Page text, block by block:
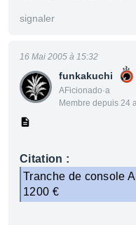
signaler
funkakuchi
AFicionado·a
Membre depuis 24
16 Mai 2005 à 15:32
Citation :
Tranche de console
1200 €